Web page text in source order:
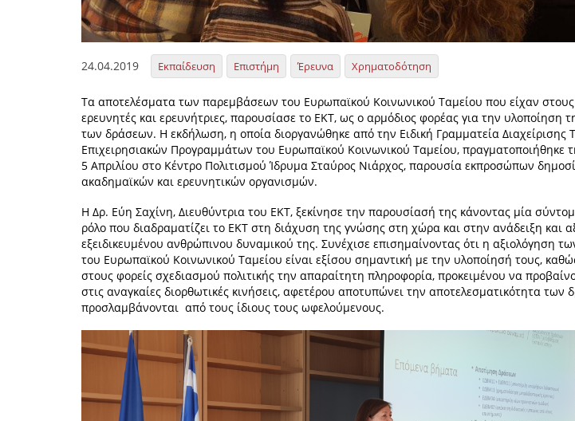
24.04.2019 Εκπαίδευση Επιστήμη Έρευνα Χρηματοδότηση
Τα αποτελέσματα των παρεμβάσεων του Ευρωπαϊκού Κοινωνικού Ταμείου που είχαν
ερευνητές και ερευνήτριες, παρουσίασε το ΕΚΤ, ως ο αρμόδιος φορέας για την υλοποίηση
των δράσεων. Η εκδήλωση, η οποία διοργανώθηκε από την Ειδική Γραμματεία Διαχείρισης
Επιχειρησιακών Προγραμμάτων του Ευρωπαϊκού Κοινωνικού Ταμείου, πραγματοποιήθηκε
5 Απριλίου στο Κέντρο Πολιτισμού Ίδρυμα Σταύρος Νιάρχος, παρουσία εκπροσώπων
ακαδημαϊκών και ερευνητικών οργανισμών.
Η Δρ. Εύη Σαχίνη, Διευθύντρια του ΕΚΤ, ξεκίνησε την παρουσίασή της κάνοντας μία
ρόλο που διαδραματίζει το ΕΚΤ στη διάχυση της γνώσης στη χώρα και στην ανάδειξη και
εξειδικευμένου ανθρώπινου δυναμικού της. Συνέχισε επισημαίνοντας ότι η αξιολόγηση
του Ευρωπαϊκού Κοινωνικού Ταμείου είναι εξίσου σημαντική με την υλοποίησή τους,
στους φορείς σχεδιασμού πολιτικής την απαραίτητη πληροφορία, προκειμένου να
στις αναγκαίες διορθωτικές κινήσεις, αφετέρου αποτυπώνει την αποτελεσματικότητα
προσλαμβάνονται από τους ίδιους τους ωφελούμενους.